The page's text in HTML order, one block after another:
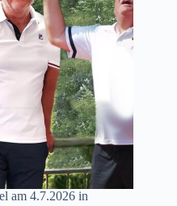
am 4.7.2026 in